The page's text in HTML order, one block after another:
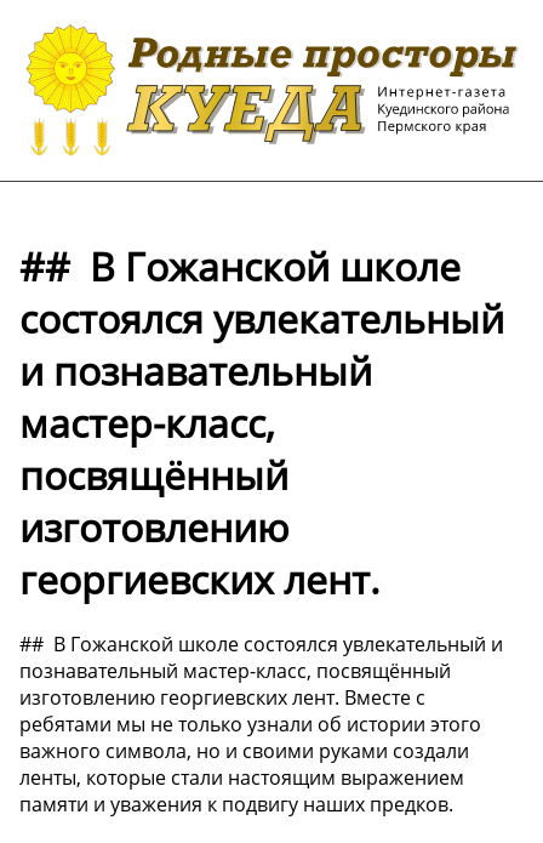
## ️ В Гожанской школе
состоялся увлекательный
и познавательный
мастер-класс,
посвящённый
изготовлению
георгиевских лент.
## ️ В Гожанской школе состоялся увлекательный и
познавательный мастер-класс, посвящённый
изготовлению георгиевских лент. Вместе с
ребятами мы не только узнали об истории этого
важного символа, но и своими руками создали
ленты, которые стали настоящим выражением
памяти и уважения к подвигу наших предков.